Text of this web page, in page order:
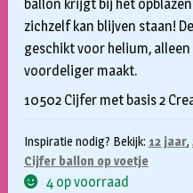
ballon krijgt bij het
zichzelf kan blijven staan!
geschikt voor helium,
voordeliger maakt.
10502 Cijfer met basis 2
Inspiratie nodig? Bekijk: 12 jaar,
Cijfer ballon op voetje
4 op voorraad